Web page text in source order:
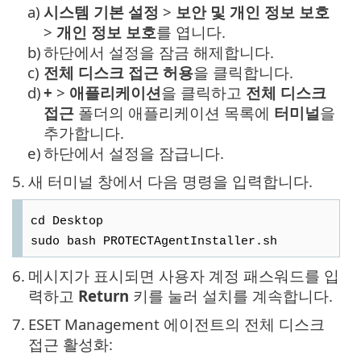
a) 시스템 기본 설정 > 보안 및 개인 정보 보호
> 개인 정보 보호를 엽니다.
b)하단에서 설정을 잠금 해제합니다.
c) 전체 디스크 접근 허용을 클릭합니다.
d)+ > 애플리케이션을 클릭하고 전체 디스크
접근 폴더의 애플리케이션 목록에 터미널을
추가합니다.
e)하단에서 설정을 잠급니다.
5. 새 터미널 창에서 다음 명령을 입력합니다.
cd Desktop
sudo bash PROTECTAgentInstaller.sh
6. 메시지가 표시되면 사용자 계정 패스워드를 입
력하고 Return 키를 눌러 설치를 계속합니다.
7. ESET Management 에이전트의 전체 디스크
접근 활성화: